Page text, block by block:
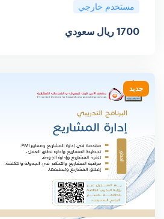
مستخدم خارجي
1700 ريال سعودي
جديد